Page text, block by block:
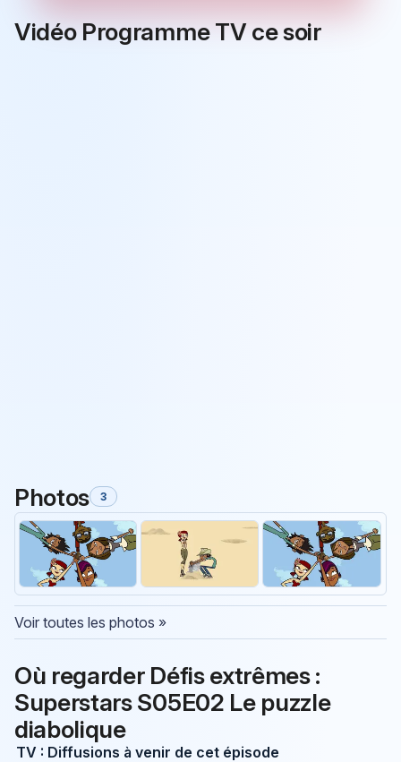
Vidéo Programme TV ce soir
Photos 3
Voir toutes les photos »
Où regarder Défis extrêmes :
Superstars S05E02 Le puzzle
diabolique
TV : Diffusions à venir de cet épisode